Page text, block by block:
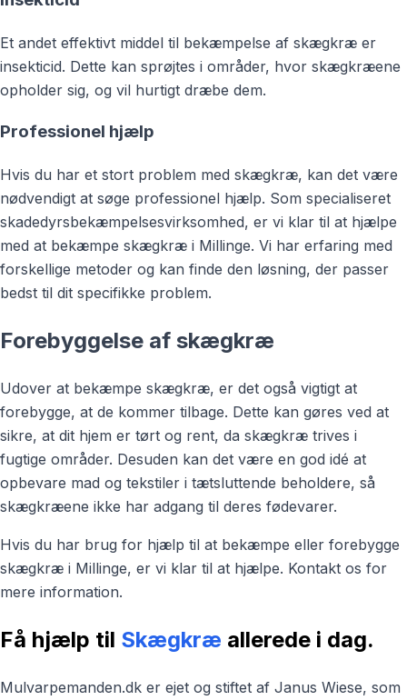
Et andet effektivt middel til bekæmpelse af skægkræ er
insekticid. Dette kan sprøjtes i områder, hvor skægkræene
opholder sig, og vil hurtigt dræbe dem.
Professionel hjælp
Hvis du har et stort problem med skægkræ, kan det være
nødvendigt at søge professionel hjælp. Som specialiseret
skadedyrsbekæmpelsesvirksomhed, er vi klar til at hjælpe
med at bekæmpe skægkræ i Millinge. Vi har erfaring med
forskellige metoder og kan finde den løsning, der passer
bedst til dit specifikke problem.
Forebyggelse af skægkræ
Udover at bekæmpe skægkræ, er det også vigtigt at
forebygge, at de kommer tilbage. Dette kan gøres ved at
sikre, at dit hjem er tørt og rent, da skægkræ trives i
fugtige områder. Desuden kan det være en god idé at
opbevare mad og tekstiler i tætsluttende beholdere, så
skægkræene ikke har adgang til deres fødevarer.
Hvis du har brug for hjælp til at bekæmpe eller forebygge
skægkræ i Millinge, er vi klar til at hjælpe. Kontakt os for
mere information.
Få hjælp til Skægkræ allerede i dag.
Mulvarpemanden.dk er ejet og stiftet af Janus Wiese, som